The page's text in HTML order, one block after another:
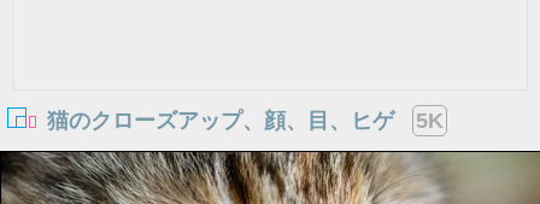
猫のクローズアップ、顔、目、ヒゲ 5K